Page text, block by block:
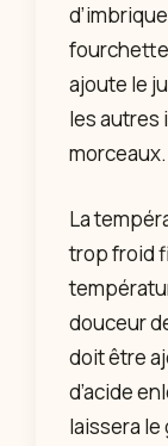
ajoute le
les autres
morceaux.
La
trop froid
douceur
doit être
d’acide
laissera le